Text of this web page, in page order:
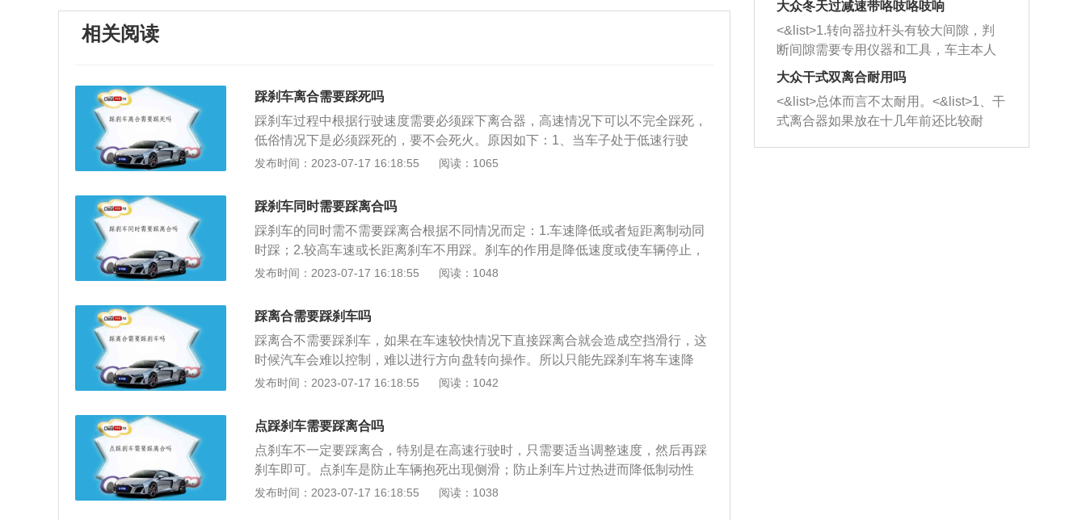
相关阅读
踩刹车离合需要踩死吗
踩刹车过程中根据行驶速度需要必须踩下离合器，高速情况下可以不完全踩死，
低俗情况下是必须踩死的，要不会死火。原因如下：1、当车子处于低速行驶
时：直接踩刹车，发动机可能很容易熄火，所以可以先踩离合，以防止发动机停
高的运转速度中，会有惯性，这时候要先用点踩的刹车方式让车子的速度慢下
来，切记不要太猛，然后再踩离合，防止车子熄火。因为先踩离合并不会让车子
减速，车速可能依然较快，依然处于一个比较危险的状态。以下是在各种情景中
的具体操作：1、高速行驶。（1）减速不停车：轻踩刹车，不需要踩离合器。
（2）换挡：首先踩刹车减速，速度降下来后，踩离合挂入空挡，保持空挡2-3
必担心汽车熄火，如果降挡后观察转速太高，就踩点刹车。2、市区行驶。（1）
行驶速度低：踩刹车时需要伴随踩离合器。（2）减挡：踩离合，挂空挡，再挂
入一挡，适当给油，保持汽车转速在1200转左右。3、紧急情况。（1）停车：先
断踩死离合器，这样能保证汽车不被弊熄火。。4、手动挡倒车。（1）倒车：踩
发布时间：2023-07-17 16:18:55 阅读：1065
踩刹车同时需要踩离合吗
踩刹车的同时需不需要踩离合根据不同情况而定：1.车速降低或者短距离制动同
时踩；2.较高车速或长距离刹车不用踩。刹车的作用是降低速度或使车辆停止，
其工作原理是利用刹车片与刹车鼓及轮胎与地面的摩擦，将车辆行进的动能转换
或者短距离制动同时踩：当不再给汽车油门，车速降低到一定程度后，这时候如
果只踩刹车不踩离合的话，车子就会憋熄火。原理：我们将离合器、车轮、发动
机的动力传递用齿轮来打个比方，离合器齿轮处于中间，车轮的齿轮在左边，发
动机齿轮在右边。当车速降下来，离合器还处于结合的状态，此时发动机还在工
作，所以就会继续将动力传递给车轮，但是刹车踏板踩下去，车轮已经不动了。
就会被憋熄火。所以这种情况下就要同时踩下离合，中断动力的传输。当车主进
行短距离制动的时候，同时踩下离合和刹车踏板是最保险的做法。因为短距离要
做到先踩刹车把速度降下来，在熄火之前再踩离合，这样的操作最正确也对车子
因为在惯性作用下车轮的转速一样非常高，此时只踩刹车（这里指的是点刹，就
发布时间：2023-07-17 16:18:55 阅读：1048
踩离合需要踩刹车吗
踩离合不需要踩刹车，如果在车速较快情况下直接踩离合就会造成空挡滑行，这
时候汽车会难以控制，难以进行方向盘转向操作。所以只能先踩刹车将车速降
低，然后再踩离合。离合和刹车配合的方法：1、高速行驶或正常速度行驶时，
有障碍不用踩离合，松刹车踩油门加速前进，如果过弯之后前面正好有障碍物，
再踩下离合挂入低挡；3、下长坡、陡坡时不用踩离合，利用发动机的牵引力制
动；4、想要停车时先踩刹车将车速降下来再踩离合；5、塞车排长队时车子走走
停停、跟车距离短，每次制动同时踩离合和刹车。
发布时间：2023-07-17 16:18:55 阅读：1042
点踩刹车需要踩离合吗
点刹车不一定要踩离合，特别是在高速行驶时，只需要适当调整速度，然后再踩
刹车即可。点刹车是防止车辆抱死出现侧滑；防止刹车片过热进而降低制动性
能。点刹车是先踩一点刹车，感到车明显减速时，松刹车，在感到车快没刹车抑
发布时间：2023-07-17 16:18:55 阅读：1038
洗剂对堵塞的情况得到解决，将清洗剂
放在燃油箱中，与燃油混合后，车辆启
动时，就可以和汽油一起进入到燃烧
室，最后形成废气排出，就可以让三元
催化器得到清洗，排气管堵塞的情况就
能够得到解决。
习，这样就可以形成肌肉记忆，在真实
驾驶车辆时，不需要记忆也能打好方
向。
逐渐减弱，导致渗油或漏油。<&list>2、
活塞间隙过大：积碳会使活塞环与缸体
的间隙扩大，导致机油流入燃烧室中，
造成烧机油。<&list>3、机油粘度。使用
机油粘度过小的话，同样会有烧机油现
象，机油粘度过小具有很好的流动性，
大众冬天过减速带咯吱咯吱响
<&list>1.转向器拉杆头有较大间隙，判
断间隙需要专用仪器和工具，车主本人
无法制作，需要将车辆送到修理厂或4s
店；<&list>2.车辆半轴套管防尘罩破
裂，破裂后会出现漏油现象，使半轴磨
损严重，磨损的半轴容易损坏，产生异
响；<&list>3.稳定器的转向胶套和球头
大众干式双离合耐用吗
<&list>总体而言不太耐用。<&list>1、干
式离合器如果放在十几年前还比较耐